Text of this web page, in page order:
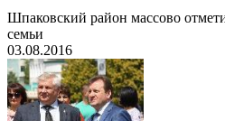
Шпаковский район массово
семьи
03.08.2016